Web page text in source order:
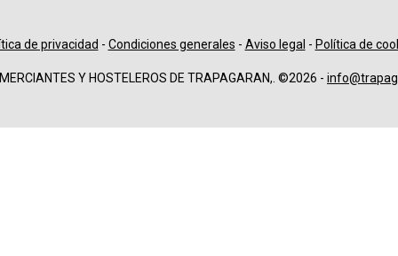
de privacidad - Condiciones generales - Aviso legal - Política de
Y HOSTELEROS DE TRAPAGARAN,. ©2026 -